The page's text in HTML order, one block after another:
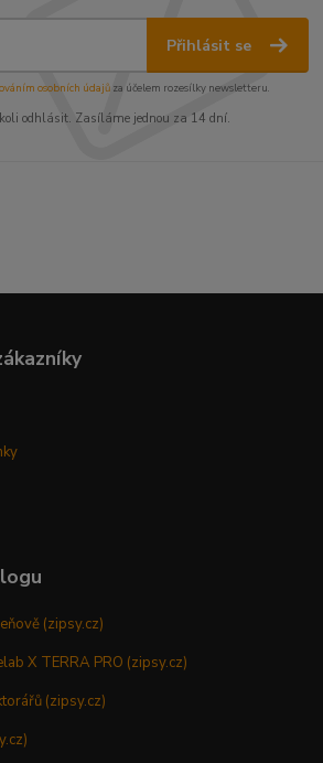
Přihlásit se
osobních údajůza účelem rozesílky newsletteru.
odhlásit. Zasíláme jednou za 14 dní.
(zipsy.cz)
X TERRA PRO (zipsy.cz)
(zipsy.cz)